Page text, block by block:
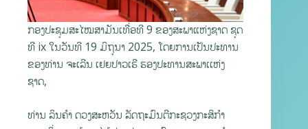
ກອງປະຊຸມສະໄໝສາມັນເທື່ອທີ 9 ຂອງສະພາແຫ່ງຊາດ ຊຸດ
ທີ ix ໃນວັນທີ 19 ມິຖຸນາ 2025, ໂດຍການເປັນປະທານ
ຂອງທ່ານ ຈະເລີນ ເຢຍປາວເຮີ ຮອງປະທານສະພາເເຫ່ງ
ຊາດ,
ທ່ານ ລິນຄຳ ດວງສະຫວັນ ລັດຖະມົນຕີກະຊວງກະສິກໍາ